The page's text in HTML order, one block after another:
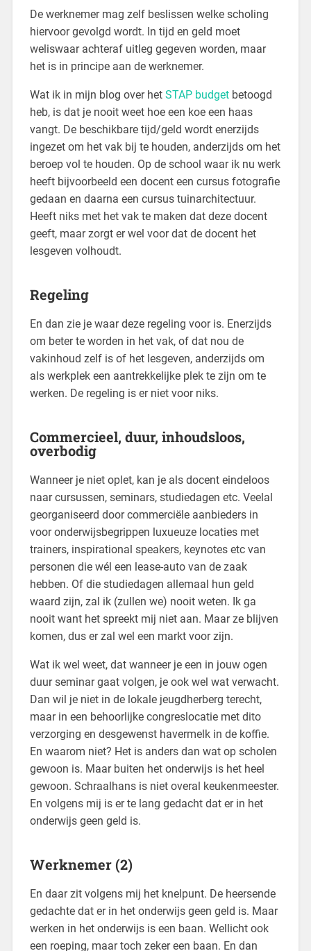
De werknemer mag zelf beslissen welke scholing
hiervoor gevolgd wordt. In tijd en geld moet
weliswaar achteraf uitleg gegeven worden, maar
het is in principe aan de werknemer.
Wat ik in mijn blog over het STAP budgetbetoogd
heb, is dat je nooit weet hoe een koe een haas
vangt. De beschikbare tijd/geld wordt enerzijds
ingezet om het vak bij te houden, anderzijds om het
beroep vol te houden. Op de school waar ik nu werk
heeft bijvoorbeeld een docent een cursus fotografie
gedaan en daarna een cursus tuinarchitectuur.
Heeft niks met het vak te maken dat deze docent
geeft, maar zorgt er wel voor dat de docent het
lesgeven volhoudt.
Regeling
En dan zie je waar deze regeling voor is. Enerzijds
om beter te worden in het vak, of dat nou de
vakinhoud zelf is of het lesgeven, anderzijds om
als werkplek een aantrekkelijke plek te zijn om te
werken. De regeling is er niet voor niks.
Commercieel, duur, inhoudsloos,
overbodig
Wanneer je niet oplet, kan je als docent eindeloos
naar cursussen, seminars, studiedagen etc. Veelal
georganiseerd door commerciële aanbieders in
voor onderwijsbegrippen luxueuze locaties met
trainers, inspirational speakers, keynotes etc van
personen die wél een lease-auto van de zaak
hebben. Of die studiedagen allemaal hun geld
waard zijn, zal ik (zullen we) nooit weten. Ik ga
nooit want het spreekt mij niet aan. Maar ze blijven
komen, dus er zal wel een markt voor zijn.
Wat ik wel weet, dat wanneer je een in jouw ogen
duur seminar gaat volgen, je ook wel wat verwacht.
Dan wil je niet in de lokale jeugdherberg terecht,
maar in een behoorlijke congreslocatie met dito
verzorging en desgewenst havermelk in de koffie.
En waarom niet? Het is anders dan wat op scholen
gewoon is. Maar buiten het onderwijs is het heel
gewoon. Schraalhans is niet overal keukenmeester.
En volgens mij is er te lang gedacht dat er in het
onderwijs geen geld is.
Werknemer (2)
En daar zit volgens mij het knelpunt. De heersende
gedachte dat er in het onderwijs geen geld is. Maar
werken in het onderwijs is een baan. Wellicht ook
een roeping, maar toch zeker een baan. En dan